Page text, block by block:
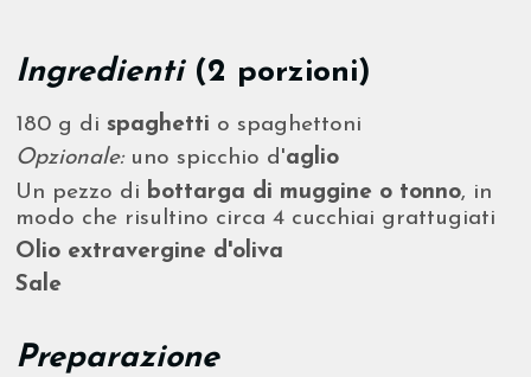
Ingredienti(2 porzioni)
180 g dispaghetti o spaghettoni
Opzionale:uno spicchio d'aglio
Un pezzo di bottarga di muggine o tonno, in
modo che risultino circa 4 cucchiai grattugiati
Olio extravergine d'oliva
Sale
Preparazione